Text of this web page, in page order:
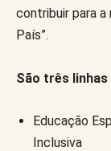
contribuir para a
País”.
São três linhas
Educação
Inclusiva